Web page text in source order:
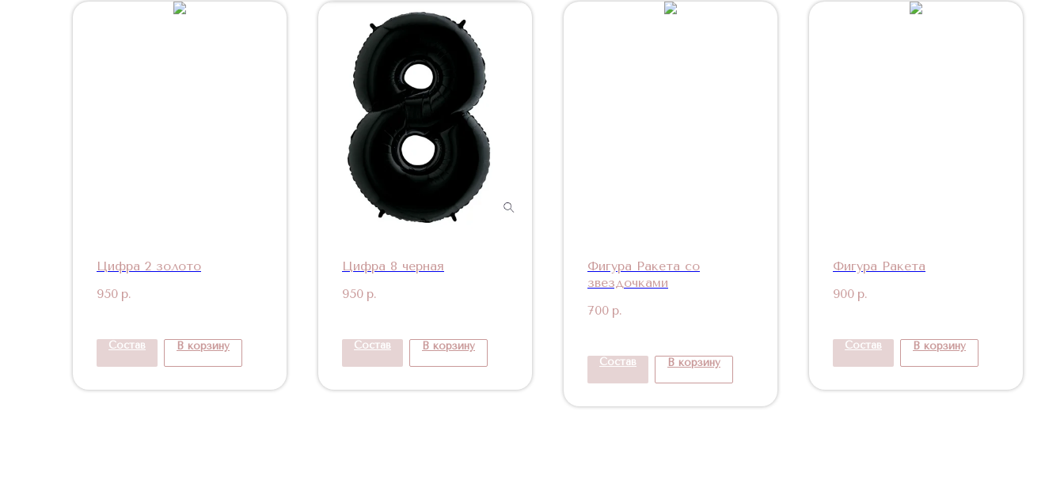
Цифра 2 золото
950 р.
Состав В корзину
Цифра 8 черная
950 р.
Состав В корзину
Фигура Ракета со
звездочками
700 р.
Состав В корзину
Фигура Ракета
900 р.
Состав В корзину